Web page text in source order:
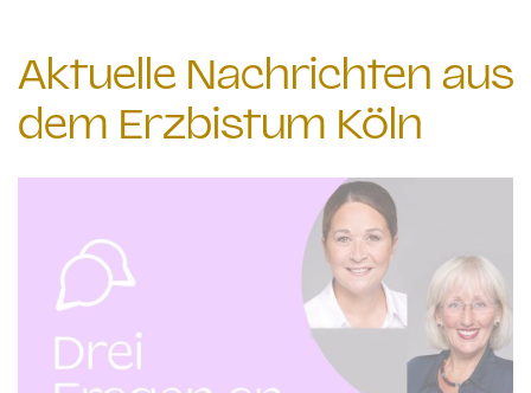
Aktuelle Nachrichten aus
dem Erzbistum Köln